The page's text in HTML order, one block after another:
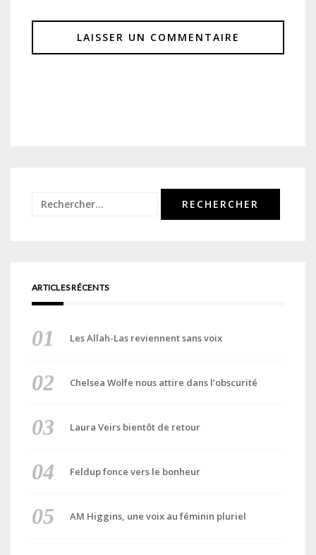
Rechercher :
ARTICLES RÉCENTS
Les Allah-Las reviennent sans voix
Chelsea Wolfe nous attire dans l’obscurité
Laura Veirs bientôt de retour
Feldup fonce vers le bonheur
AM Higgins, une voix au féminin pluriel